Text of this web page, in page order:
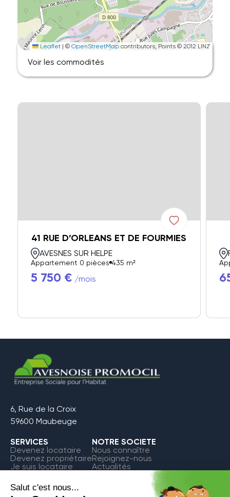
Leaflet | ©OpenStreetMapcontributors, Points © 2012 LINZ
Voir les commodités
41 RUE D’ORLEANS ET DE FOURMIES
AVESNES SUR HELPE
Appartement 0 pièces 435 m²
5 750 € /mois
6, Rue de la Croix
59600 Maubeuge
SERVICES
Devenez locataire
Devenez propriétaire
Je suis locataire
NOTRE SOCIETE
Nous connaître
Rejoignez-nous
Actualités